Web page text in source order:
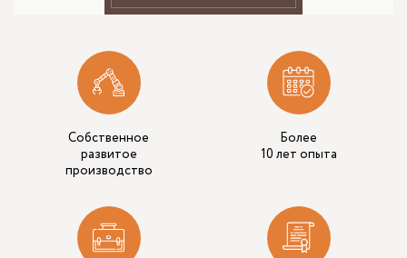
Собственное
развитое
производство
Более
10 лет опыта